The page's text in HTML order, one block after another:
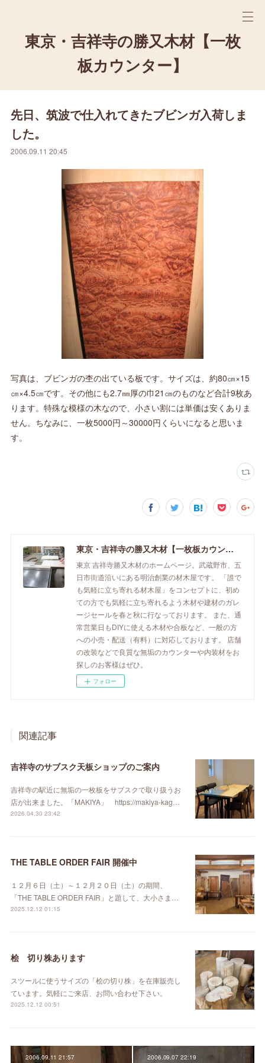
東京・吉祥寺の勝又木材【一枚
板カウンター】
先日、筑波で仕入れてきたブビンガ入荷しま
した。
2006.09.11 20:45
写真は、ブビンガの杢の出ている板です。サイズは、約80㎝×15
㎝×4.5㎝です。その他にも2.7㎜厚の巾21㎝のものなど合計9枚あ
ります。特殊な模様の木なので、小さい割には単価は安くありま
せん。ちなみに、一枚5000円～30000円くらいになると思いま
す。
東京・吉祥寺の勝又木材【一枚板カウンター】
東京 吉祥寺勝又木材のホームページ。武蔵野市、五
日市街道沿いにある明治創業の材木屋です。 「誰で
も気軽に立ち寄れる材木屋」をコンセプトに、初め
ての方でも気軽に立ち寄れるよう木材や建材のガレ
ージセールを春と秋に行なっております。 また、通
常営業日もDIYに使える木材や合板など、一般の方
への小売・配送（有料）に対応しております。 店舗
の改装などで良質な無垢のカウンターや内装材をお
探しのお客様はぜひ。
フォロー
関連記事
吉祥寺のサブスク天板ショップのご案内
吉祥寺の駅近に無垢の一枚板をサブスクで取り扱うお
店が出来ました。「MAKIYA」 https://makiya-kag…
2026.04.30 23:42
THE TABLE ORDER FAIR 開催中
１２月６日（土）～１２月２０日（土）の期間、
「THE TABLE ORDER FAIR」と題して、大小さま…
2025.12.12 01:15
桧 切り株あります
スツールに使うサイズの「桧の切り株」を在庫販売し
ています。気軽にご来店、お問い合わせ下さい。
2025.12.12 00:51
2006.09.11 21:57 2006.09.07 22:19